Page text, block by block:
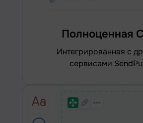
Полноценная
интегрированная с другими
сервисами